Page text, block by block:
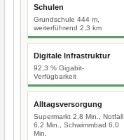
Schulen
Grundschule 444 m,
weiterführend 2,3 km
Digitale Infrastruktur
92,3 % Gigabit-
Verfügbarkeit
Alltagsversorgung
Supermarkt 2,8 Min., Notfall
6,2 Min., Schwimmbad 6,0
Min.